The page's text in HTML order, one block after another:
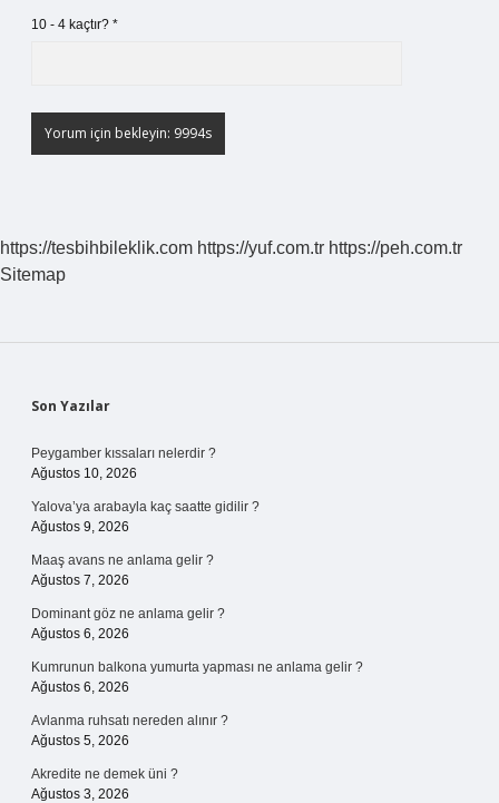
10 - 4 kaçtır? *
https://tesbihbileklik.com https://yuf.com.tr https://peh.com.tr
Sitemap
Sidebar
Son Yazılar
Peygamber kıssaları nelerdir ?
Ağustos 10, 2026
Yalova’ya arabayla kaç saatte gidilir ?
Ağustos 9, 2026
Maaş avans ne anlama gelir ?
Ağustos 7, 2026
Dominant göz ne anlama gelir ?
Ağustos 6, 2026
Kumrunun balkona yumurta yapması ne anlama gelir ?
Ağustos 6, 2026
Avlanma ruhsatı nereden alınır ?
Ağustos 5, 2026
Akredite ne demek üni ?
Ağustos 3, 2026